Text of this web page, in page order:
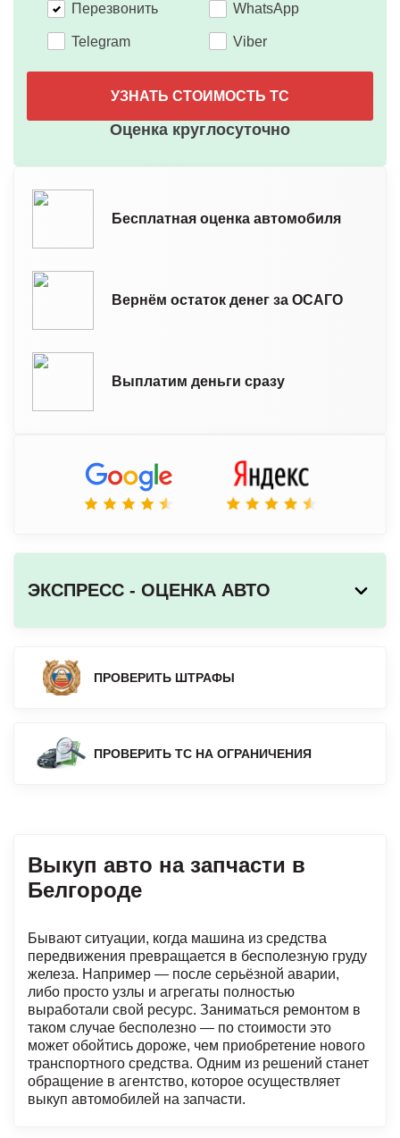
Перезвонить
WhatsApp
Telegram Viber
УЗНАТЬ СТОИМОСТЬ ТС
Оценка круглосуточно
Бесплатная оценка автомобиля
Вернём остаток денег за ОСАГО
Выплатим деньги сразу
Выкуп авто на запчасти в
Белгороде
Бывают ситуации, когда машина из средства
передвижения превращается в бесполезную груду
железа. Например — после серьёзной аварии,
либо просто узлы и агрегаты полностью
выработали свой ресурс. Заниматься ремонтом в
таком случае бесполезно — по стоимости это
может обойтись дороже, чем приобретение нового
транспортного средства. Одним из решений станет
обращение в агентство, которое осуществляет
выкуп автомобилей на запчасти.
ЭКСПРЕСС - ОЦЕНКА АВТО
ПРОВЕРИТЬ ШТРАФЫ
ПРОВЕРИТЬ ТС НА ОГРАНИЧЕНИЯ